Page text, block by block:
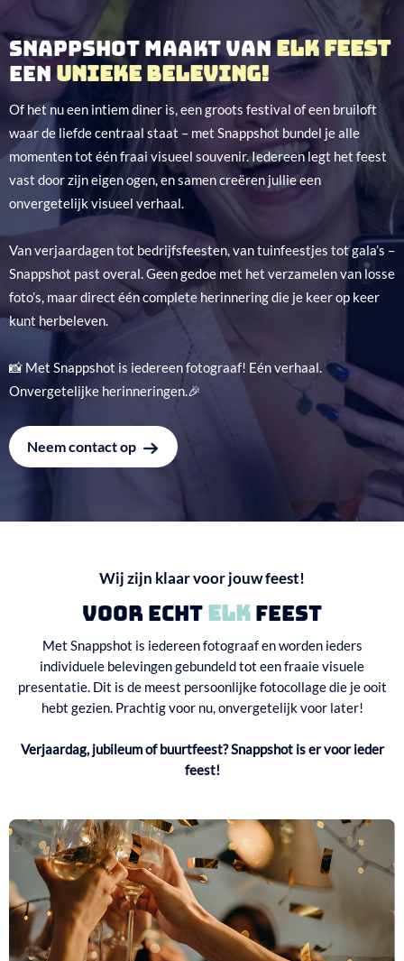
Snappshot maakt vanelk feest
een unieke beleving!
Of het nu een intiem diner is, een groots festival of een bruiloft
waar de liefde centraal staat – met Snappshot bundel je alle
momenten tot één fraai visueel souvenir. Iedereen legt het feest
vast door zijn eigen ogen, en samen creëren jullie een
onvergetelijk visueel verhaal.
Van verjaardagen tot bedrijfsfeesten, van tuinfeestjes tot gala’s –
Snappshot past overal. Geen gedoe met het verzamelen van losse
foto’s, maar direct één complete herinnering die je keer op keer
kunt herbeleven.
📸 Met Snappshot is iedereen fotograaf! Eén verhaal.
Onvergetelijke herinneringen.🎉
Neem contact op
Wij zijn klaar voor jouw feest!
Voor echt elk feest
Met Snappshot is iedereen fotograaf en worden ieders
individuele belevingen gebundeld tot een fraaie visuele
presentatie. Dit is de meest persoonlijke fotocollage die je ooit
hebt gezien. Prachtig voor nu, onvergetelijk voor later!
Verjaardag, jubileum of buurtfeest? Snappshot is er voor ieder
feest!